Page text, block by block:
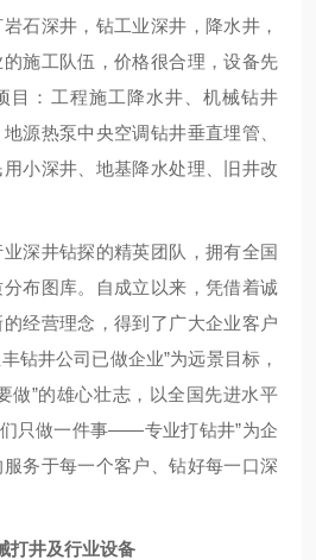
石深井，钻工业深井，降水井，
施工队伍，价格很合理，设备先
目：工程施工降水井、机械钻井
源热泵中央空调钻井垂直埋管、
小深井、地基降水处理、旧井改
深井钻探的精英团队，拥有全国
布图库。自成立以来，凭借着诚
经营理念，得到了广大企业客户
钻井公司已做企业”为远景目标，
做”的雄心壮志，以全国先进水平
只做一件事——专业打钻井”为企
务于每一个客户、钻好每一口深
打井及行业设备